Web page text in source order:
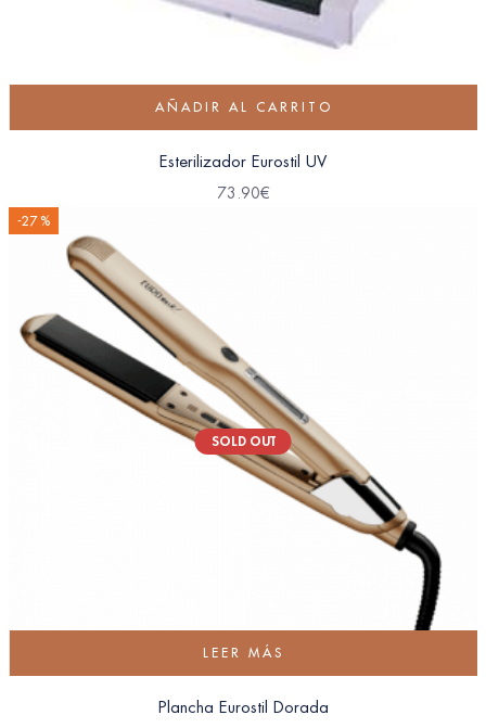
AÑADIR AL CARRITO
Esterilizador Eurostil UV
73.90€
SOLD OUT
-27 %
LEER MÁS
Plancha Eurostil Dorada